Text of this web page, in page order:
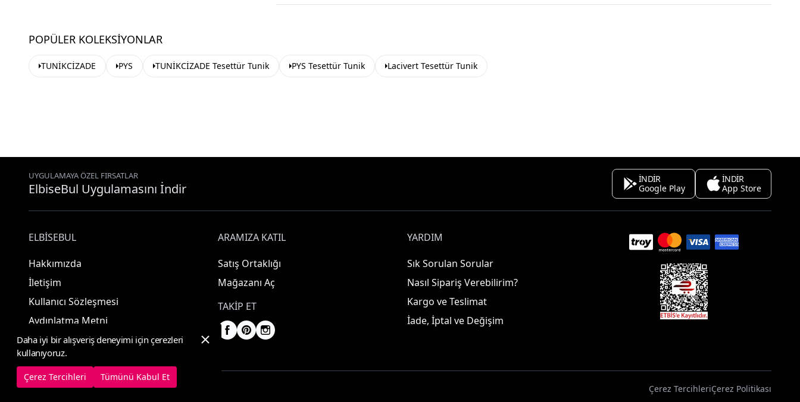
POPÜLER KOLEKSIYONLAR
TUNİKCİZADE PYS TUNİKCİZADE Tesettür Tunik PYS Tesettür Tunik Lacivert Tesettür Tunik
UYGULAMAYA ÖZEL FIRSATLAR
ElbiseBul Uygulamasını İndir
İNDİR
Google Play
İNDİR
App Store
ELBISEBUL
Hakkımızda
İletişim
Kullanıcı Sözleşmesi
Aydınlatma Metni
ARAMIZA KATIL
Satış Ortaklığı
Mağazanı Aç
TAKIP ET
YARDIM
Sık Sorulan Sorular
Nasıl Sipariş Verebilirim?
Kargo ve Teslimat
İade, İptal ve Değişim
© 2025 ElbiseBul -Her Hakkı Saklıdır Çerez TercihleriÇerez Politikası
Daha iyi bir alışveriş deneyimi için çerezleri
kullanıyoruz.
Çerez Tercihleri Tümünü Kabul Et